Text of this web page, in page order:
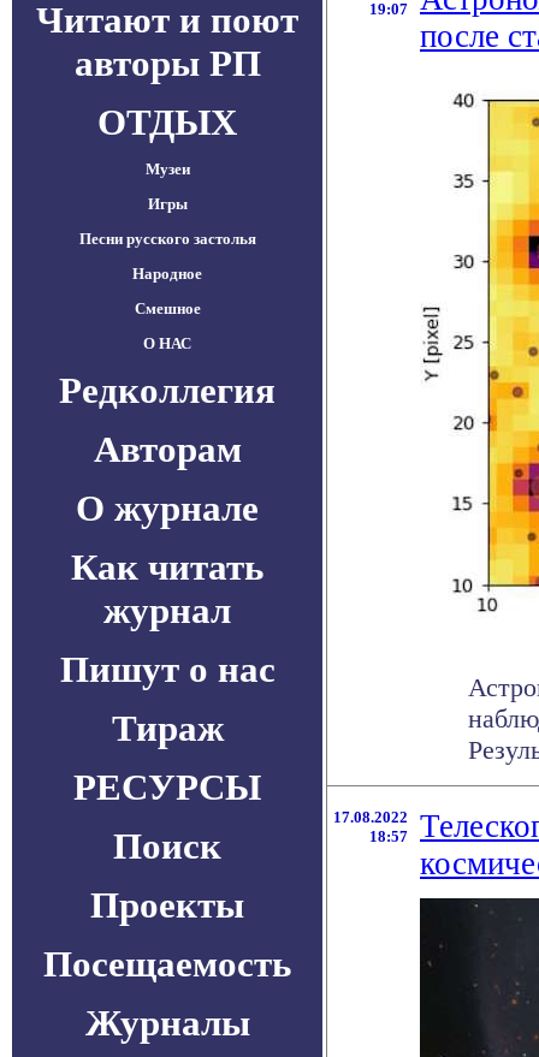
Читают и поют
авторы РП
ОТДЫХ
Музеи
Игры
Песни русского застолья
Народное
Смешное
О НАС
Редколлегия
Авторам
О журнале
Как читать
журнал
Пишут о нас
Тираж
РЕСУРСЫ
Поиск
Проекты
Посещаемость
Журналы
19:07
после
17.08.2022
18:57